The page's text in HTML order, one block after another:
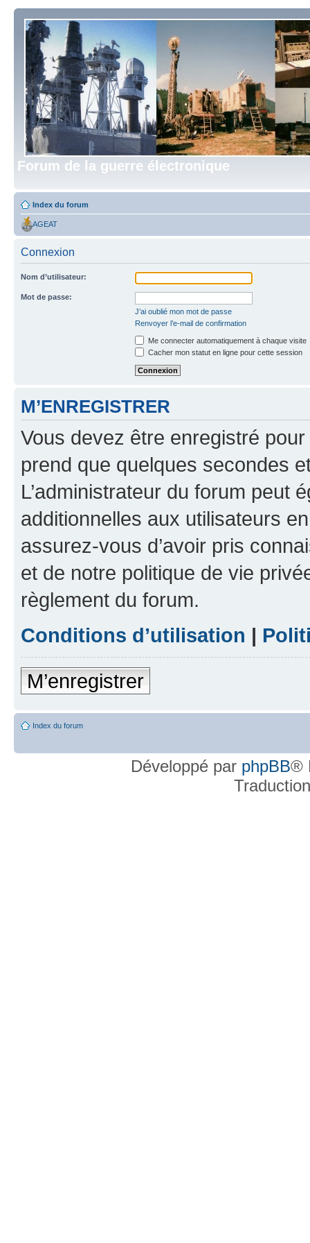
Forum de la guerre électronique
Index du forum
AGEAT
Connexion
Nom d’utilisateur:
Mot de passe:
J’ai oublié mon mot de passe
Renvoyer l’e-mail de confirmation
Me connecter automatiquement à chaque visite
Cacher mon statut en ligne pour cette session
M’ENREGISTRER
Vous devez être enregistré
prend que quelques secondes
L’administrateur du forum peut
additionnelles aux utilisateurs
assurez-vous d’avoir pris
et de notre politique de vie
règlement du forum.
Conditions d’utilisation |
M’enregistrer
Index du forum
Développé par phpBB®